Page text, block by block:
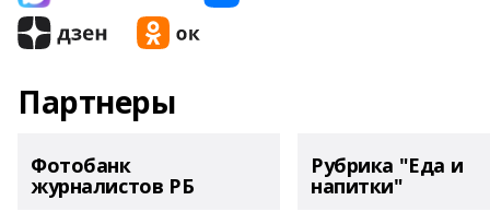
Партнеры
Фотобанк
журналистов РБ
Рубрика "Еда и
напитки"